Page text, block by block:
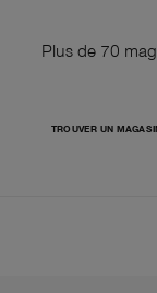
Plus de 70
TROUVER UN